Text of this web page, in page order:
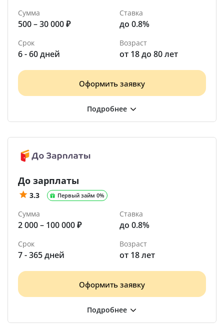
Сумма
500 – 30 000 ₽
Ставка
до 0.8%
Срок
6 - 60 дней
Возраст
от 18 до 80 лет
Оформить заявку
До зарплаты
3.3 Первый займ 0%
Сумма
2 000 – 100 000 ₽
Ставка
до 0.8%
Срок
7 - 365 дней
Возраст
от 18 лет
Оформить заявку